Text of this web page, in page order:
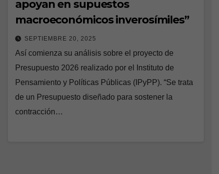
apoyan en supuestos
macroeconómicos inverosímiles”
SEPTIEMBRE 20, 2025
Así comienza su análisis sobre el proyecto de
Presupuesto 2026 realizado por el Instituto de
Pensamiento y Políticas Públicas (IPyPP). “Se trata
de un Presupuesto diseñado para sostener la
contracción…